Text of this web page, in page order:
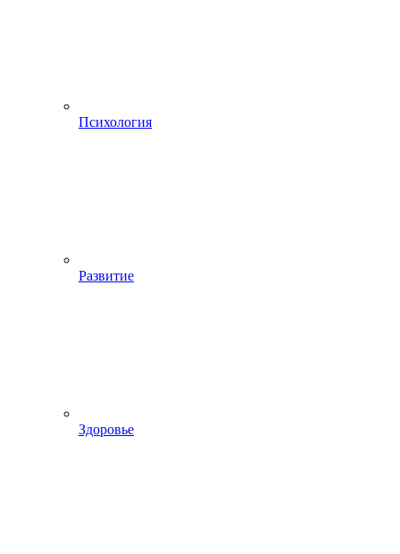
Психология
Развитие
Здоровье